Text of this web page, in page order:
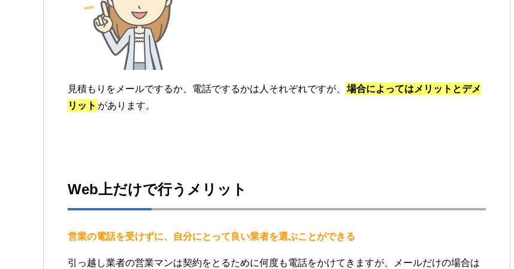
見積もりをメールでするか、電話でするかは人それぞれですが、
場合によってはメリットとデメ
リット があります。
Web上だけで行うメリット
営業の電話を受けずに、自分にとって良い業者を選ぶことができる
引っ越し業者の営業マンは契約をとるために何度も電話をかけてきますが、メールだけの場合は